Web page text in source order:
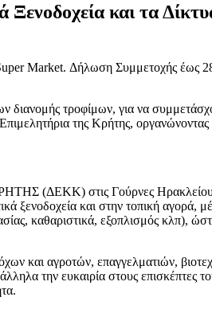
και τα
διανομής τροφίμων, για να
της Κρήτης, οργανώνοντας
(ΔΕΚΚ) στις Γούρνες Ηρακλείου
ξενοδοχεία και στην τοπική
καθαριστικά, εξοπλισμός κλπ),
και αγροτών, επαγγελματιών,
την ευκαιρία στους επισκέπτες